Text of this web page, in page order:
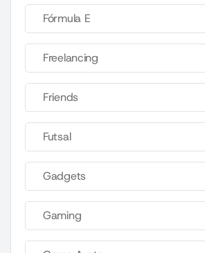
Fórmula E
Freelancing
Friends
Futsal
Gadgets
Gaming